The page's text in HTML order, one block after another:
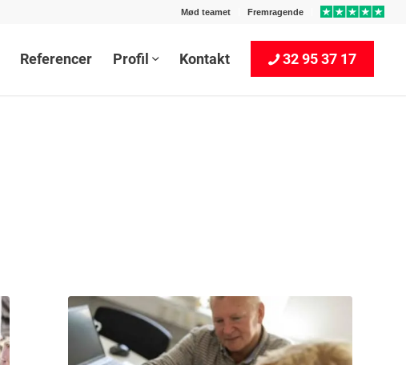
Mød teamet Fremragende
Referencer Profil Kontakt 32 95 37 17